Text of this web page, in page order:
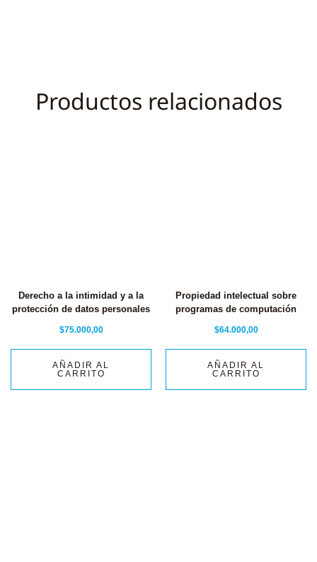
Productos relacionados
Derecho a la intimidad y a la
protección de datos personales
$75.000,00
AÑADIR AL
CARRITO
Propiedad intelectual sobre
programas de computación
$64.000,00
AÑADIR AL
CARRITO